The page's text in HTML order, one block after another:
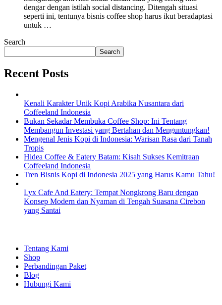
dengar dengan istilah social distancing. Ditengah situasi
seperti ini, tentunya bisnis coffee shop harus ikut beradaptasi
untuk …
Search
Search
Recent Posts
Kenali Karakter Unik Kopi Arabika Nusantara dari
Coffeeland Indonesia
Bukan Sekadar Membuka Coffee Shop: Ini Tentang
Membangun Investasi yang Bertahan dan Menguntungkan!
Mengenal Jenis Kopi di Indonesia: Warisan Rasa dari Tanah
Tropis
Hidea Coffee & Eatery Batam: Kisah Sukses Kemitraan
Coffeeland Indonesia
Tren Bisnis Kopi di Indonesia 2025 yang Harus Kamu Tahu!
Lyx Cafe And Eatery: Tempat Nongkrong Baru dengan
Konsep Modern dan Nyaman di Tengah Suasana Cirebon
yang Santai
Tentang Kami
Shop
Perbandingan Paket
Blog
Hubungi Kami